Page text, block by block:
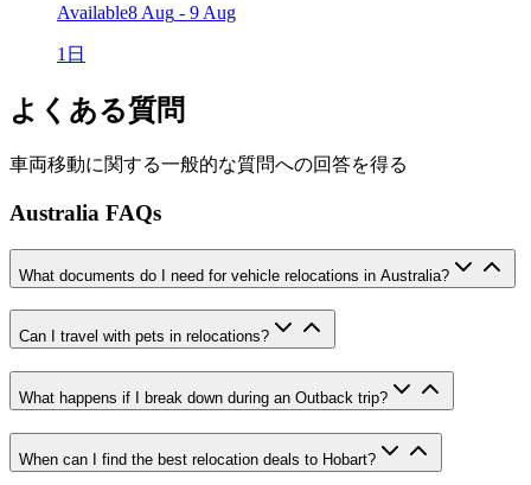
Available8 Aug - 9 Aug
1日
よくある質問
車両移動に関する一般的な質問への回答を得る
Australia FAQs
What documents do I need for vehicle relocations in Australia?
Can I travel with pets in relocations?
What happens if I break down during an Outback trip?
When can I find the best relocation deals to Hobart?